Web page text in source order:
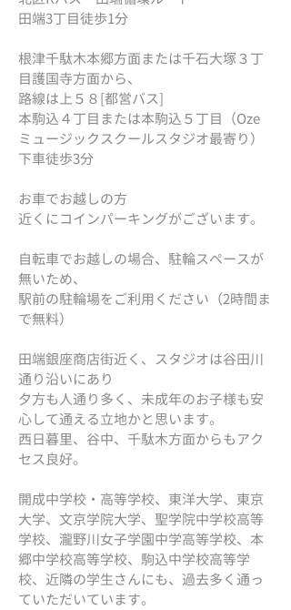
田端3丁目徒歩1分​
根津千駄木本郷方面または千石大塚３丁
目護国寺方面から、
路線は上５８[都営バス]
本駒込４丁目または本駒込５丁目（Oze
ミュージックスクールスタジオ最寄り）
​下車徒歩3分
お車でお越しの方
近くにコインパーキングがございます。
自転車でお越しの場合、駐輪スペースが
無いため、
​駅前の駐輪場をご利用ください（2時間ま
で無料）
田端銀座商店街近く、スタジオは谷田川
通り沿いにあり
夕方も人通り多く、未成年のお子様も安
心して通える立地かと思います。
西日暮里、谷中、千駄木方面からもアク
セス良好。
開成中学校・高等学校、東洋大学、東京
大学、文京学院大学、聖学院中学校高等
学校、瀧野川女子学園中学高等学校、本
郷中学校高等学校、駒込中学校高等学
校、近隣の学生さんにも、過去多く通っ
ていただいています。